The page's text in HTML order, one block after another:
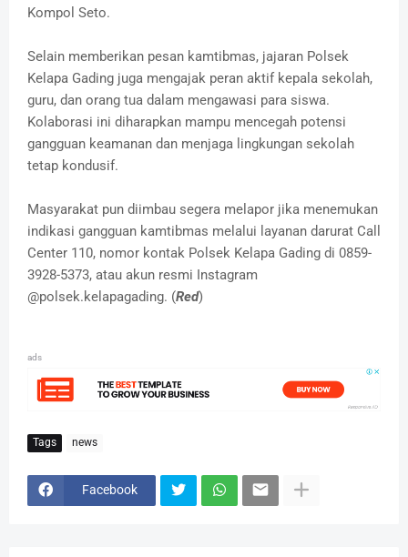
Kompol Seto.
Selain memberikan pesan kamtibmas, jajaran Polsek
Kelapa Gading juga mengajak peran aktif kepala sekolah,
guru, dan orang tua dalam mengawasi para siswa.
Kolaborasi ini diharapkan mampu mencegah potensi
gangguan keamanan dan menjaga lingkungan sekolah
tetap kondusif.
Masyarakat pun diimbau segera melapor jika menemukan
indikasi gangguan kamtibmas melalui layanan darurat Call
Center 110, nomor kontak Polsek Kelapa Gading di 0859-
3928-5373, atau akun resmi Instagram
@polsek.kelapagading. (Red)
ads
Tags news
Facebook